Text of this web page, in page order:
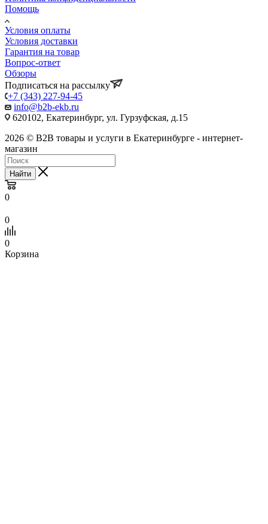
Помощь
Условия оплаты
Условия доставки
Гарантия на товар
Вопрос-ответ
Обзоры
Подписаться на рассылку
+7 (343) 227-94-45
info@b2b-ekb.ru
620102, Екатеринбург, ул. Гурзуфская, д.15
2026 © B2B товары и услуги в Екатеринбурге - интернет-
магазин
Найти
0
0
0
Корзина